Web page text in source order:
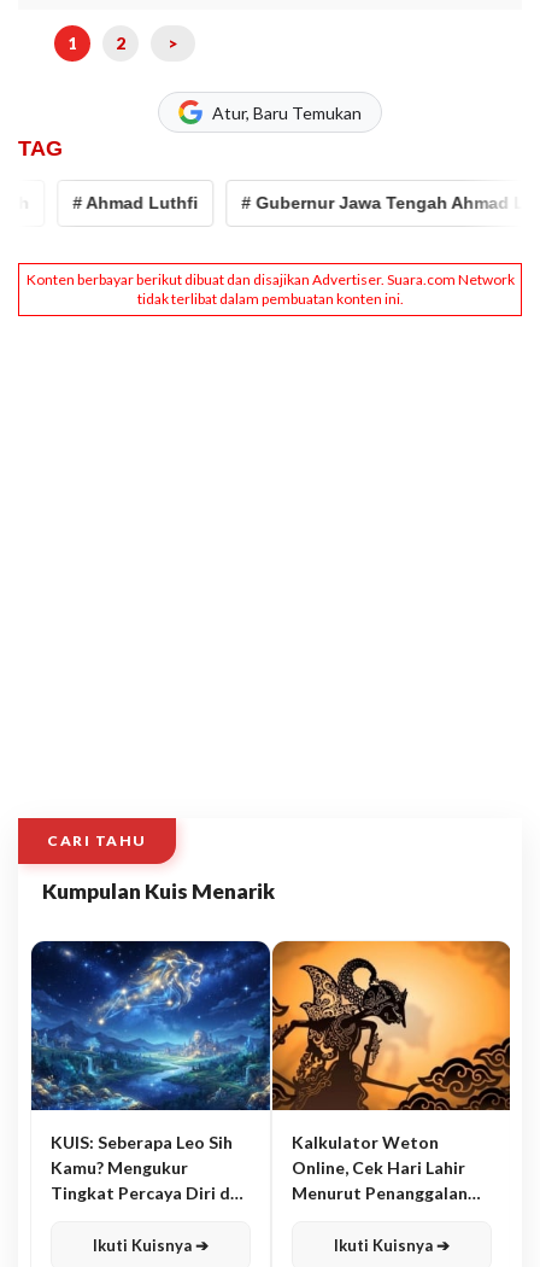
1 2 >
Atur, Baru Temukan
TAG
# Ahmad Luthfi # Gubernur Jawa Tengah Ahmad Luthfi
CARI TAHU
Kumpulan Kuis Menarik
KUIS: Seberapa Leo Sih
Kamu? Mengukur
Tingkat Percaya Diri dan
Ikuti Kuisnya ➔
Kalkulator Weton
Online, Cek Hari Lahir
Menurut Penanggalan
Ikuti Kuisnya ➔